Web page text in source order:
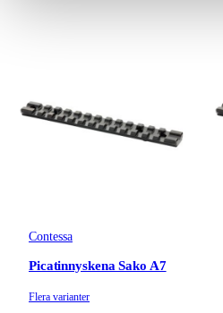
Contessa
Picatinnyskena Sako A7
Flera varianter